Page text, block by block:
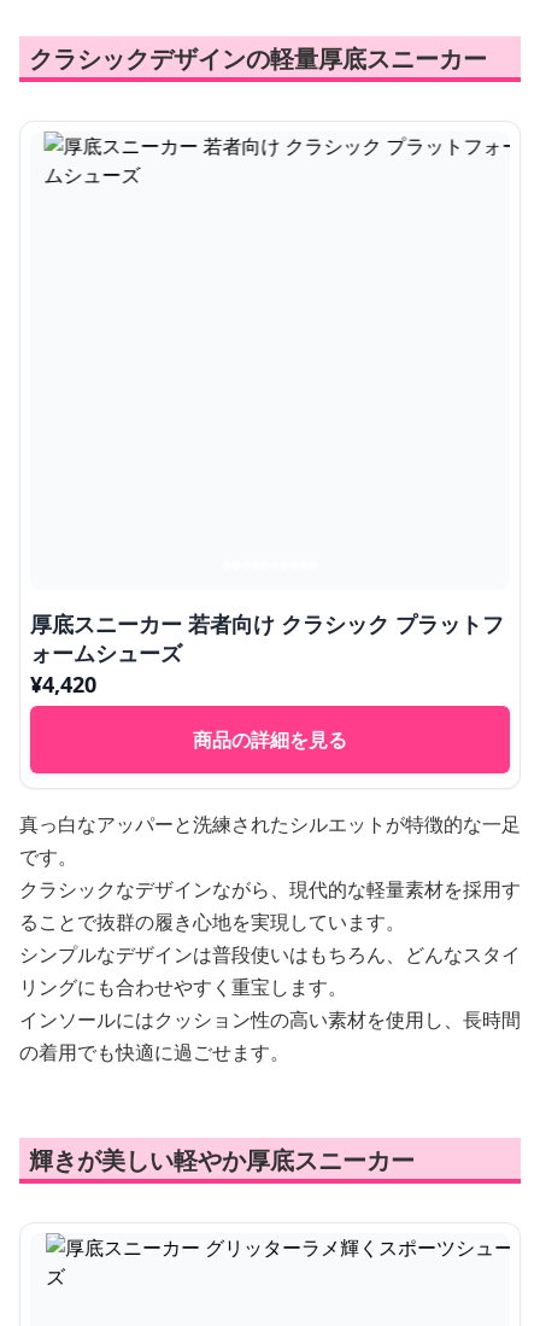
クラシックデザインの軽量厚底スニーカー
厚底スニーカー 若者向け クラシック プラットフ
ォームシューズ
¥4,420
商品の詳細を見る
真っ白なアッパーと洗練されたシルエットが特徴的な一足
です。
クラシックなデザインながら、現代的な軽量素材を採用す
ることで抜群の履き心地を実現しています。
シンプルなデザインは普段使いはもちろん、どんなスタイ
リングにも合わせやすく重宝します。
インソールにはクッション性の高い素材を使用し、長時間
の着用でも快適に過ごせます。
輝きが美しい軽やか厚底スニーカー